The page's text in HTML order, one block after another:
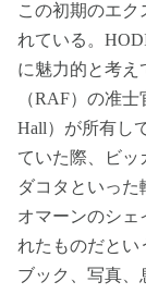
この初期のエ
れている。
に魅力的と考え
（RAF）の准
Hall）が所有し
ていた際、ビッ
ダコタといっ
オマーンのシェ
れたものだとい
ブック、写真、